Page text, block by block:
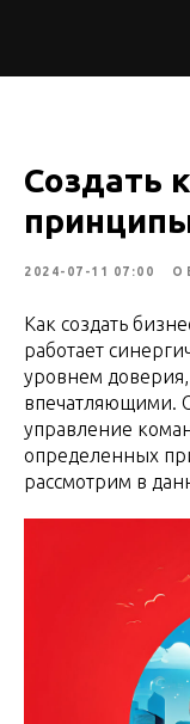
Создать
2024-07-11 07:00
Как создать
работает
уровнем доверия,
впечатляющими.
управление
определенных
рассмотрим в